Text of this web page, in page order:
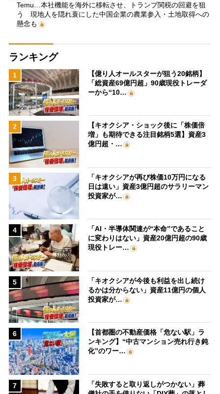
Temu…本社機能を海外に移転させ、トランプ関税の回避を狙
う 現地人を隠れ蓑にした中国企業の農業参入・土地取得への
懸念も
ランキング
1
【億り人オールスターが狙う20銘柄】
「総資産69億円超」90歳現役トレーダ
ーから“10…
2
【キオクシア・ショック後に「株価倍
増」も期待できる注目銘柄5選】資産3
億円超・…
3
「キオクシアが再び株価10万円になる
日は遠い」資産3億円超のサラリーマン
投資家が…
4
「AI・半導体関連が“本命”であること
に変わりはない」資産20億円超の90歳
現役トレー…
5
「キオクシアが今後も利益を出し続け
るかは分からない」資産11億円の個人
投資家が…
6
【首都圏の不動産価格「危ない駅」ラ
ンキング】“中古マンション売れ行き鈍
化”のワー…
7
「失敗すると取り返しがつかない」葬